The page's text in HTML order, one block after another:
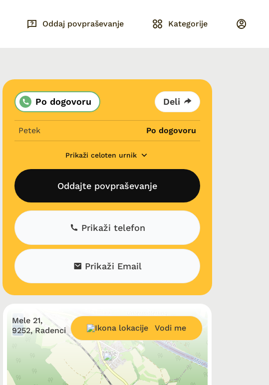
Oddaj povpraševanje Kategorije
Po dogovoru Deli
Petek Po dogovoru
Prikaži celoten urnik
Oddajte povpraševanje
Prikaži telefon
Prikaži Email
+
−
Mele 21,
9252, Radenci
Vodi me